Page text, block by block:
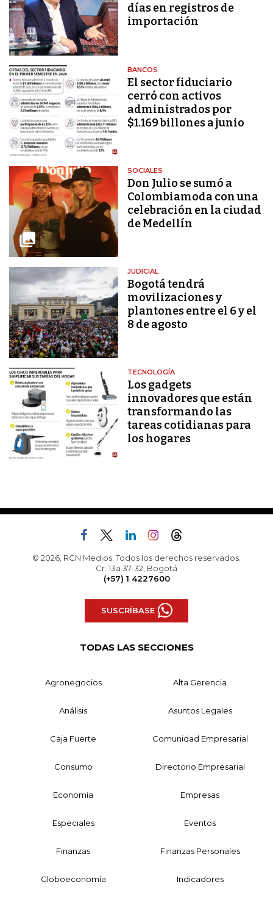
días en registros de
importación
BANCOS
El sector fiduciario
cerró con activos
administrados por
$1.169 billones a junio
SOCIALES
Don Julio se sumó a
Colombiamoda con una
celebración en la ciudad
de Medellín
JUDICIAL
Bogotá tendrá
movilizaciones y
plantones entre el 6 y el
8 de agosto
TECNOLOGÍA
Los gadgets
innovadores que están
transformando las
tareas cotidianas para
los hogares
© 2026, RCN Medios. Todos los derechos reservados.
Cr. 13a 37-32, Bogotá
(+57) 1 4227600
SUSCRÍBASE
TODAS LAS SECCIONES
Agronegocios Alta Gerencia
Análisis Asuntos Legales
Caja Fuerte Comunidad Empresarial
Consumo Directorio Empresarial
Economía Empresas
Especiales Eventos
Finanzas Finanzas Personales
Globoeconomía Indicadores